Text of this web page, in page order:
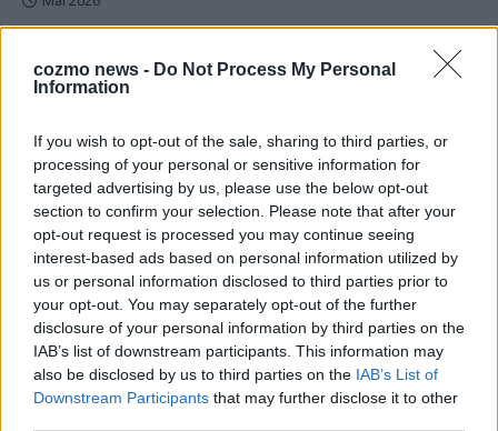
cozmo news - Do Not Process My Personal
Information
If you wish to opt-out of the sale, sharing to third parties, or
processing of your personal or sensitive information for
targeted advertising by us, please use the below opt-out
section to confirm your selection. Please note that after your
opt-out request is processed you may continue seeing
interest-based ads based on personal information utilized by
us or personal information disclosed to third parties prior to
your opt-out. You may separately opt-out of the further
disclosure of your personal information by third parties on the
IAB’s list of downstream participants. This information may
also be disclosed by us to third parties on the IAB’s List of
Downstream Participants that may further disclose it to other
EXTRA
ESC-Halbfinale 2: Das sagen die Wettquoten – vier sicher,
Mai 2026
KOMMENTAR
Wer zahlt, steht im Finale – ist das beim ESC wirklich fair?
Mai 2026
EXTRA
Eurovision Song Contest 2026: Das erste Halbfinale – der
Abend in Bildern